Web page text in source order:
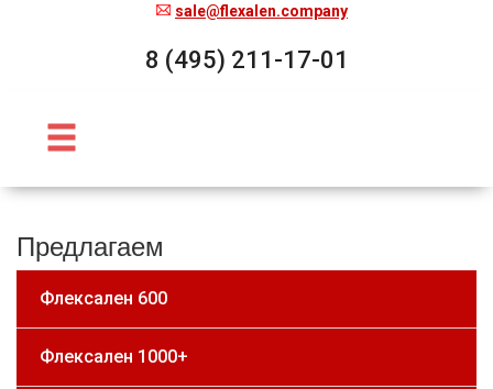
sale@flexalen.company
8 (495) 211-17-01
Предлагаем
Флексален 600
Флексален 1000+